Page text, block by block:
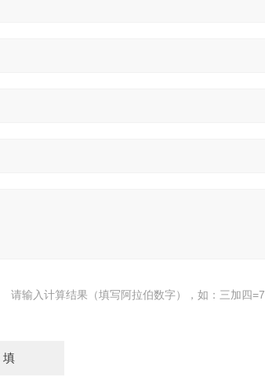
请输入计算结果（填写阿拉伯数字），如：三加四=7